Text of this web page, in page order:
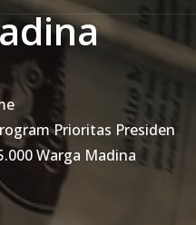
Prioritas Presiden
Warga Madina